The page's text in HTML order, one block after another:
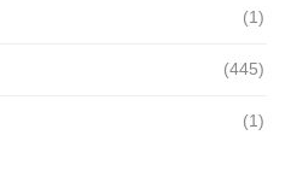
(1)
(445)
(1)